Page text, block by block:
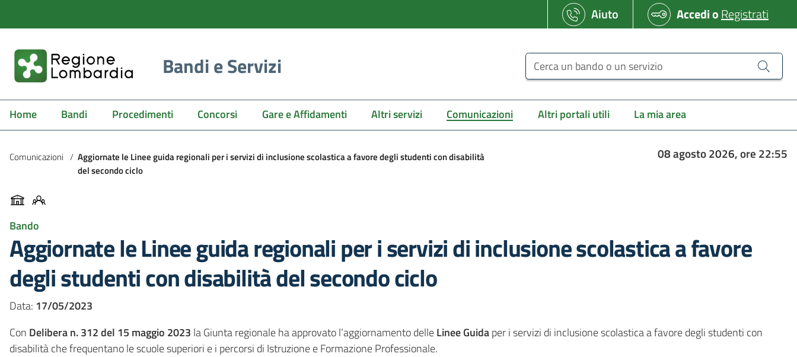
Aiuto AccedioRegistrati
Bandi e Servizi Cerca un bando o un servizio
Home Bandi Procedimenti Concorsi Gare e Affidamenti Altri servizi Comunicazioni Altri portali utili La mia area
Comunicazioni / Aggiornate le Linee guida regionali per i servizi di inclusione scolastica a favore degli studenti con disabilità
del secondo ciclo
08 agosto 2026, ore 22:55
Bando
Aggiornate le Linee guida regionali per i servizi di inclusione scolastica a favore
degli studenti con disabilità del secondo ciclo
Data: 17/05/2023
Con Delibera n. 312 del 15 maggio 2023 la Giunta regionale ha approvato l’aggiornamento delleLinee Guidaper i servizi di inclusione scolastica a favore degli studenti con
disabilità che frequentano le scuole superiori e i percorsi di Istruzione e Formazione Professionale.